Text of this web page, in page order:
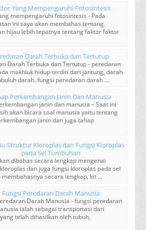
Yang Mempengaruhi Fotosintesis
mempengaruhi fotosintesis - Pada
ini saya akan membahas tentang
hijau lebih tepatnya tentang faktor faktor
Darah Terbuka dan Tertutup
Darah Terbuka dan Tertutup - peredaran
makhluk hidup terdiri dari jantung, darah
darah. fungsi peredaran darah ...
Perkembangan Janin Dan Manusia
janin dan manusia – Saat ini
akan bicara soal manusia yaitu tentang
janin dan juga tahap
Struktur Kloroplas dan Fungsi Kloroplas
pada Sel Tumbuhan
dibahas secara lengkap mengenai
dan juga fungsi kloroplas pada sel
secara lengkap, kit ...
Fungsi Peredaran Darah Manusia
Darah Manusia - fungsi peredaran
ialah sebagai transportasi dari
telah dihasilkan oleh tubuh,